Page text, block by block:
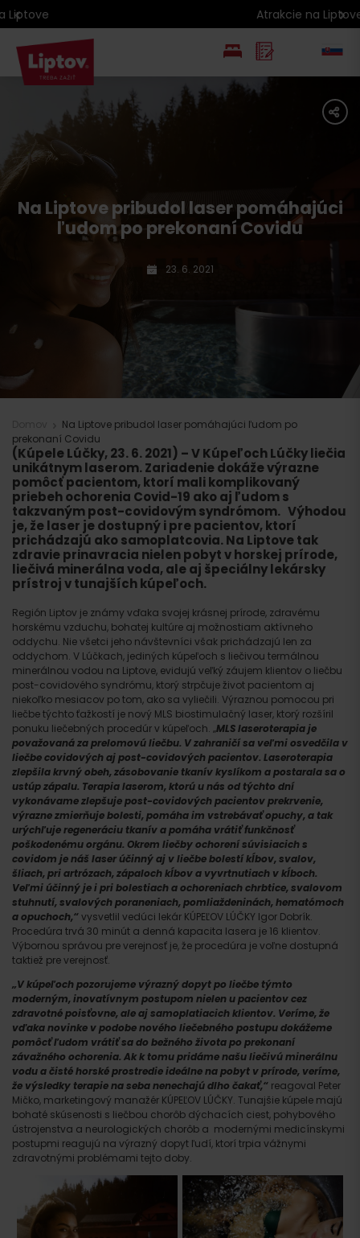
Atrakcie na Liptove podľa veku detí
PL
share
Na Liptove pribudol laser pomáhajúci
ľudom po prekonaní Covidu
23. 6. 2021
Na Liptove pribudol laser pomáhajúci ľudom po
prekonaní Covidu
(Kúpele Lúčky, 23. 6. 2021) – V Kúpeľoch Lúčky liečia
unikátnym laserom. Zariadenie dokáže výrazne
pomôcť pacientom, ktorí mali komplikovaný
priebeh ochorenia Covid-19 ako aj ľudom s
takzvaným post-covidovým syndrómom. Výhodou
je, že laser je dostupný i pre pacientov, ktorí
prichádzajú ako samoplatcovia. Na Liptove tak
zdravie prinavracia nielen pobyt v horskej prírode,
liečivá minerálna voda, ale aj špeciálny lekársky
prístroj v tunajších kúpeľoch.
Región Liptov je známy vďaka svojej krásnej prírode, zdravému
horskému vzduchu, bohatej kultúre aj možnostiam aktívneho
oddychu. Nie všetci jeho návštevníci však prichádzajú len za
oddychom. V Lúčkach, jediných kúpeľoch s liečivou termálnou
minerálnou vodou na Liptove, evidujú veľký záujem klientov o liečbu
post-covidového syndrómu, ktorý strpčuje život pacientom aj
niekoľko mesiacov po tom, ako sa vyliečili. Výraznou pomocou pri
liečbe týchto ťažkostí je nový MLS biostimulačný laser, ktorý rozšíril
ponuku liečebných procedúr v kúpeľoch. „MLS laseroterapia je
považovaná za prelomovú liečbu. V zahraničí sa veľmi osvedčila v
liečbe covidových aj post-covidových pacientov. Laseroterapia
zlepšila krvný obeh, zásobovanie tkanív kyslíkom a postarala sa o
ustúp zápalu. Terapia laserom, ktorú u nás od týchto dní
vykonávame zlepšuje post-covidových pacientov prekrvenie,
výrazne zmierňuje bolesti, pomáha im vstrebávať opuchy, a tak
urýchľuje regeneráciu tkanív a pomáha vrátiť funkčnosť
poškodenému orgánu. Okrem liečby ochorení súvisiacich s
covidom je náš laser účinný aj v liečbe bolestí kĺbov, svalov,
šliach, pri artrózach, zápaloch kĺbov a vyvrtnutiach v kĺboch.
Veľmi účinný je i pri bolestiach a ochoreniach chrbtice, svalovom
stuhnutí, svalových poraneniach, pomliaždeninách, hematómoch
a opuchoch,“vysvetlil vedúci lekár KÚPEĽOV LÚČKY Igor Dobrík.
Procedúra trvá 30 minút a denná kapacita lasera je 16 klientov.
Výbornou správou pre verejnosť je, že procedúra je voľne dostupná
taktiež pre verejnosť.
„V kúpeľoch pozorujeme výrazný dopyt po liečbe týmto
moderným, inovatívnym postupom nielen u pacientov cez
zdravotné poisťovne, ale aj samoplatiacich klientov. Veríme, že
vďaka novinke v podobe nového liečebného postupu dokážeme
pomôcť ľudom vrátiť sa do bežného života po prekonaní
závažného ochorenia. Ak k tomu pridáme našu liečivú minerálnu
vodu a čisté horské prostredie ideálne na pobyt v prírode, veríme,
že výsledky terapie na seba nenechajú dlho čakať,“ reagoval Peter
Mičko, marketingový manažér KÚPEĽOV LÚČKY. Tunajšie kúpele majú
bohaté skúsenosti s liečbou chorôb dýchacích ciest, pohybového
ústrojenstva a neurologických chorôb a modernými medicínskymi
postupmi reagujú na výrazný dopyt ľudí, ktorí trpia vážnymi
zdravotnými problémami tejto doby.